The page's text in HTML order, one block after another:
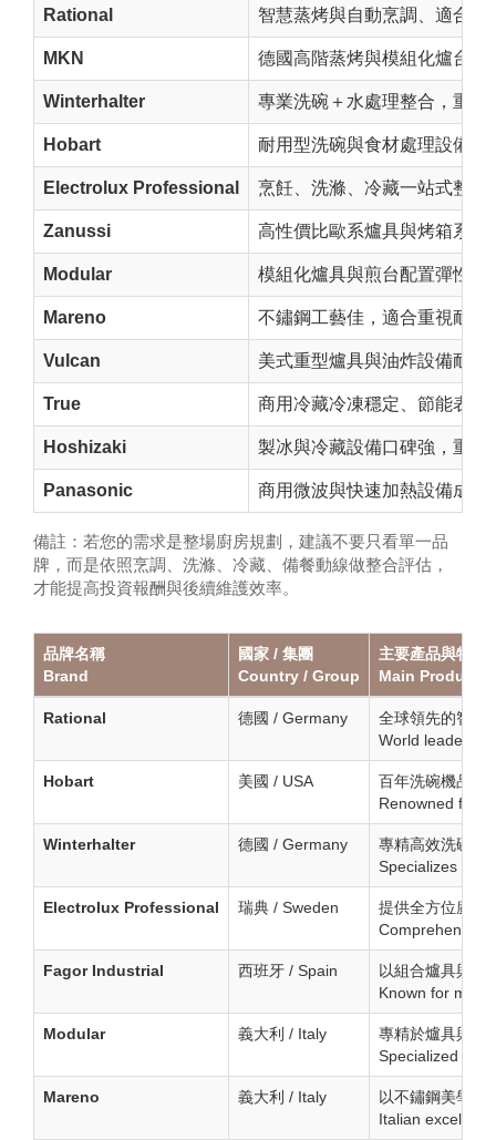
Rational 智慧蒸烤與自動烹調、適合標
MKN 德國高階蒸烤與模組化爐台，
Winterhalter 專業洗碗＋水處理整合，重視
Hobart 耐用型洗碗與食材處理設備，
Electrolux Professional 烹飪、洗滌、冷藏一站式整合
Zanussi 高性價比歐系爐具與烤箱系統
Modular 模組化爐具與煎台配置彈性高
Mareno 不鏽鋼工藝佳，適合重視耐用
Vulcan 美式重型爐具與油炸設備耐操
True 商用冷藏冷凍穩定、節能表現
Hoshizaki 製冰與冷藏設備口碑強，重視
Panasonic 商用微波與快速加熱設備成熟
備註：若您的需求是整場廚房規劃，建議不要只看單一品
牌，而是依照烹調、洗滌、冷藏、備餐動線做整合評估，
才能提高投資報酬與後續維護效率。
品牌名稱
Brand
國家 / 集團
Country / Group
主要產品與特點
Main Products
Rational 德國 / Germany
全球領先的智慧
World leader in
Hobart 美國 / USA
百年洗碗機品牌
Renowned for
Winterhalter 德國 / Germany
專精高效洗碗系
Specializes in
Electrolux Professional 瑞典 / Sweden
提供全方位廚房
Comprehensive
Fagor Industrial 西班牙 / Spain
以組合爐具與節
Known for
Modular 義大利 / Italy
專精於爐具與烤
Specialized in
Mareno 義大利 / Italy
以不鏽鋼美學設
Italian